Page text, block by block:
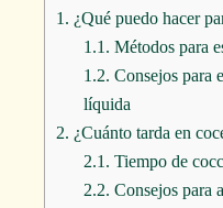
1. ¿Qué puedo hacer
1.1. Métodos para
1.2. Consejos para
líquida
2. ¿Cuánto tarda en
2.1. Tiempo de
2.2. Consejos para